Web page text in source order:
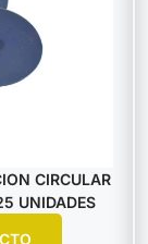
CIRCULAR
UNIDADES